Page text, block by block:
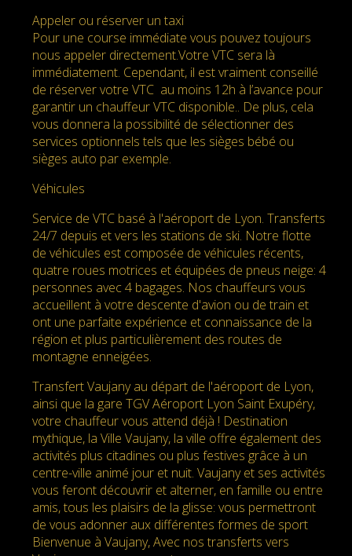
Appeler ou réserver un taxi
Pour une course immédiate vous pouvez toujours
nous appeler directement.Votre VTC sera là
immédiatement. Cependant, il est vraiment conseillé
de réserver votre VTC au moins 12h à l’avance pour
garantir un chauffeur VTC disponible.. De plus, cela
vous donnera la possibilité de sélectionner des
services optionnels tels que les sièges bébé ou
sièges auto par exemple.
Véhicules
Service de VTC basé à l'aéroport de Lyon. Transferts
24/7 depuis et vers les stations de ski. Notre flotte
de véhicules est composée de véhicules récents,
quatre roues motrices et équipées de pneus neige: 4
personnes avec 4 bagages. Nos chauffeurs vous
accueillent à votre descente d'avion ou de train et
ont une parfaite expérience et connaissance de la
région et plus particulièrement des routes de
montagne enneigées.
Transfert Vaujany au départ de l'aéroport de Lyon,
ainsi que la gare TGV Aéroport Lyon Saint Exupéry,
votre chauffeur vous attend déjà ! Destination
mythique, la Ville Vaujany, la ville offre également des
activités plus citadines ou plus festives grâce à un
centre-ville animé jour et nuit. Vaujany et ses activités
vous feront découvrir et alterner, en famille ou entre
amis, tous les plaisirs de la glisse: vous permettront
de vous adonner aux différentes formes de sport
Bienvenue à Vaujany, Avec nos transferts vers